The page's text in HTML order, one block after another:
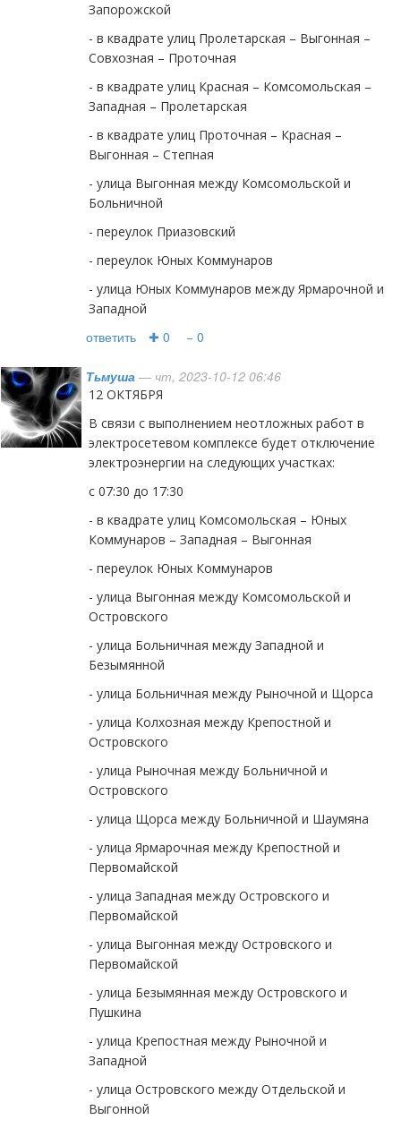
Запорожской
- в квадрате улиц Пролетарская – Выгонная –
Совхозная – Проточная
- в квадрате улиц Красная – Комсомольская –
Западная – Пролетарская
- в квадрате улиц Проточная – Красная –
Выгонная – Степная
- улица Выгонная между Комсомольской и
Больничной
- переулок Приазовский
- переулок Юных Коммунаров
- улица Юных Коммунаров между Ярмарочной и
Западной
ответить ✚ 0 − 0
Тьмуша — чт, 2023-10-12 06:46
12 ОКТЯБРЯ
В связи с выполнением неотложных работ в
электросетевом комплексе будет отключение
электроэнергии на следующих участках:
с 07:30 до 17:30
- в квадрате улиц Комсомольская – Юных
Коммунаров – Западная – Выгонная
- переулок Юных Коммунаров
- улица Выгонная между Комсомольской и
Островского
- улица Больничная между Западной и
Безымянной
- улица Больничная между Рыночной и Щорса
- улица Колхозная между Крепостной и
Островского
- улица Рыночная между Больничной и
Островского
- улица Щорса между Больничной и Шаумяна
- улица Ярмарочная между Крепостной и
Первомайской
- улица Западная между Островского и
Первомайской
- улица Выгонная между Островского и
Первомайской
- улица Безымянная между Островского и
Пушкина
- улица Крепостная между Рыночной и
Западной
- улица Островского между Отдельской и
Выгонной